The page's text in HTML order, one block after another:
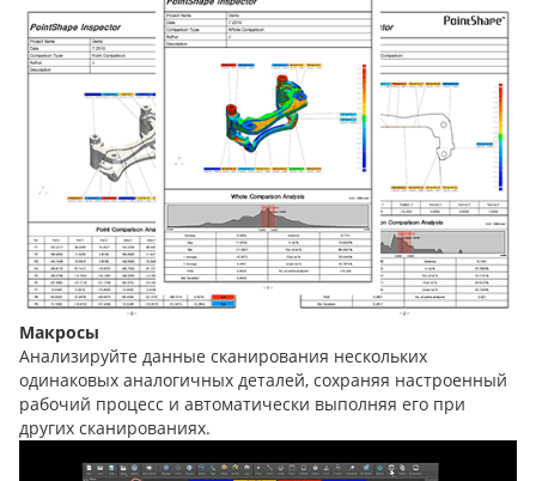
Макросы
Анализируйте данные сканирования нескольких
одинаковых аналогичных деталей, сохраняя настроенный
рабочий процесс и автоматически выполняя его при
других сканированиях.